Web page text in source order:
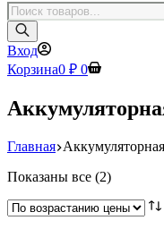
Поиск
товаров
Вход
Корзина0 ₽ 0
Главная
Показаны все (2)Цены: